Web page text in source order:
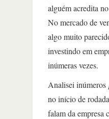
alguém acredita
No mercado de
algo muito
investindo em
inúmeras vezes.
Analisei inúmeros
no início de
falam da empresa